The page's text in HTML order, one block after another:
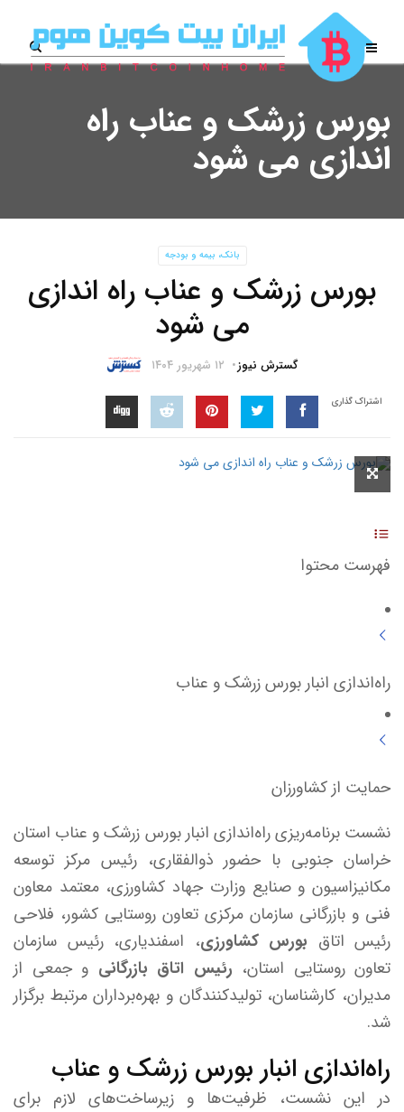
بورس زرشک و عناب راه
اندازی می شود
بانک، بیمه و بودجه
بورس زرشک و عناب راه اندازی
می شود
گسترش نیوز ۱۲ شهریور ۱۴۰۴
اشتراک گذاری
فهرست محتوا
راه‌اندازی انبار بورس زرشک و عناب
حمایت از کشاورزان
نشست برنامه‌ریزی راه‌اندازی انبار بورس زرشک و عناب استان
خراسان جنوبی با حضور ذوالفقاری، رئیس مرکز توسعه
مکانیزاسیون و صنایع وزارت جهاد کشاورزی، معتمد معاون
فنی و بازرگانی سازمان مرکزی تعاون روستایی کشور، فلاحی
رئیس اتاق بورس کشاورزی، اسفندیاری، رئیس سازمان
تعاون روستایی استان، رئیس اتاق بازرگانی و جمعی از
مدیران، کارشناسان، تولیدکنندگان و بهره‌برداران مرتبط برگزار
شد.
راه‌اندازی انبار بورس زرشک و عناب
در این نشست، ظرفیت‌ها و زیرساخت‌های لازم برای